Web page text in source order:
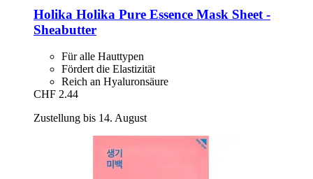
Holika Holika Pure Essence Mask Sheet -​
Sheabutter
Für alle Hauttypen
Fördert die Elastizität
Reich an Hyaluronsäure
CHF 2.44
Zustellung bis 14. August